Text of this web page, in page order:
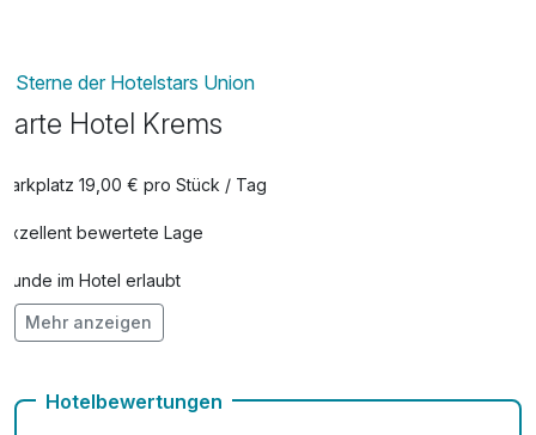
Sterne der Hotelstars Union
arte Hotel Krems
Parkplatz 19,00 € pro Stück / Tag
Exzellent bewertete Lage
Hunde im Hotel erlaubt
Fahrradverleih
Mehr anzeigen
Hotelbewertungen